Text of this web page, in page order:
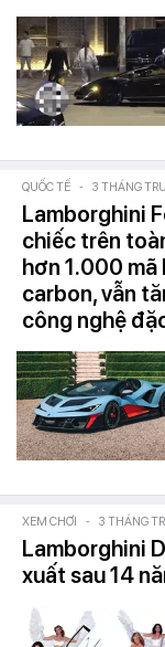
QUỐC TẾ - 3 THÁNG
Lamborghini
chiếc trên
hơn 1.000 mã
carbon, vẫn
công nghệ
XEM CHƠI - 3 THÁNG
Lamborghini
xuất sau 14